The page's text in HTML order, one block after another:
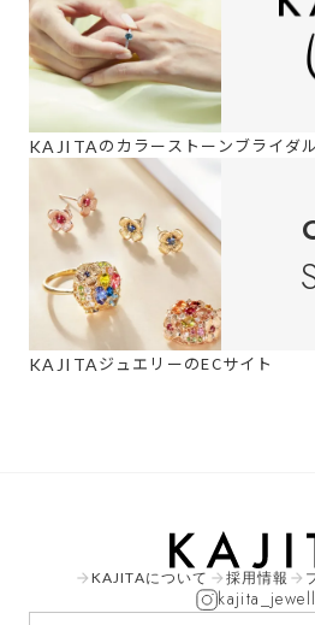
KAJITAの カラーストーンブライダ
KAJITAジュエリーのECサイト
arrow_forward KAJITAについて arrow_forward 採用情報 arrow_forward